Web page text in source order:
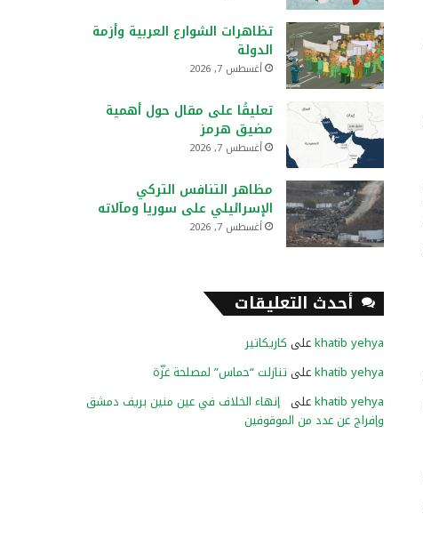
تظاهرات الشوارع العربية وأزمة
الدولة
أغسطس 7, 2026
تعليقًا على مقال حول أهمية
مضيق هرمز
أغسطس 7, 2026
مظاهر التنافس التركي
الإسرائيلي على سوريا ومآلاته
أغسطس 7, 2026
أحدث التعليقات
khatib yehyaعلى كاريكاتير
khatib yehyaعلى تنازلت “حماس” لمصلحة غزّة
khatib yehyaعلى إنهاء الخلاف في عين منين بريف دمشق
وإفراج عن عدد من الموقوفين